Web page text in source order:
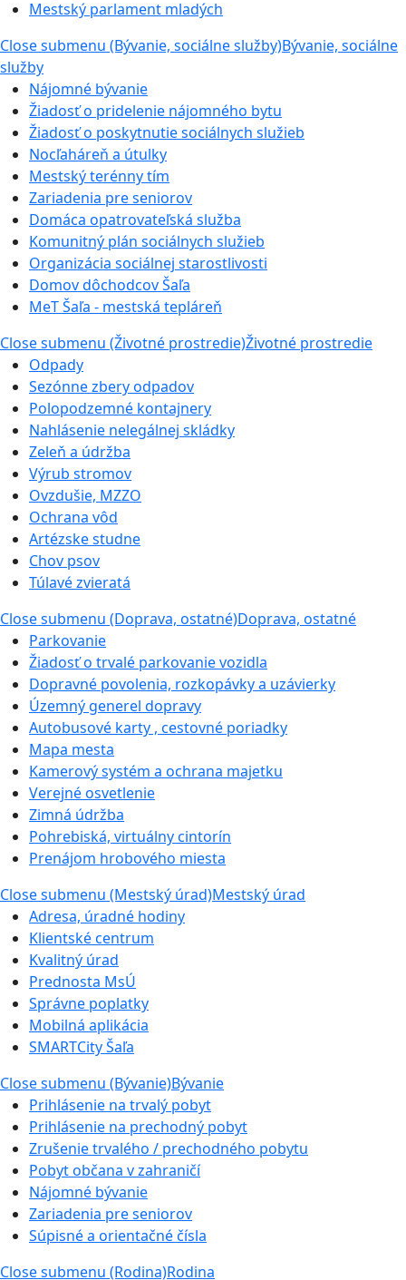
Mestský parlament mladých
Close submenu (Bývanie, sociálne služby)Bývanie, sociálne
služby
Nájomné bývanie
Žiadosť o pridelenie nájomného bytu
Žiadosť o poskytnutie sociálnych služieb
Nocľaháreň a útulky
Mestský terénny tím
Zariadenia pre seniorov
Domáca opatrovateľská služba
Komunitný plán sociálnych služieb
Organizácia sociálnej starostlivosti
Domov dôchodcov Šaľa
MeT Šaľa - mestská tepláreň
Close submenu (Životné prostredie)Životné prostredie
Odpady
Sezónne zbery odpadov
Polopodzemné kontajnery
Nahlásenie nelegálnej skládky
Zeleň a údržba
Výrub stromov
Ovzdušie, MZZO
Ochrana vôd
Artézske studne
Chov psov
Túlavé zvieratá
Close submenu (Doprava, ostatné)Doprava, ostatné
Parkovanie
Žiadosť o trvalé parkovanie vozidla
Dopravné povolenia, rozkopávky a uzávierky
Územný generel dopravy
Autobusové karty , cestovné poriadky
Mapa mesta
Kamerový systém a ochrana majetku
Verejné osvetlenie
Zimná údržba
Pohrebiská, virtuálny cintorín
Prenájom hrobového miesta
Close submenu (Mestský úrad)Mestský úrad
Adresa, úradné hodiny
Klientské centrum
Kvalitný úrad
Prednosta MsÚ
Správne poplatky
Mobilná aplikácia
SMARTCity Šaľa
Close submenu (Bývanie)Bývanie
Prihlásenie na trvalý pobyt
Prihlásenie na prechodný pobyt
Zrušenie trvalého / prechodného pobytu
Pobyt občana v zahraničí
Nájomné bývanie
Zariadenia pre seniorov
Súpisné a orientačné čísla
Close submenu (Rodina)Rodina